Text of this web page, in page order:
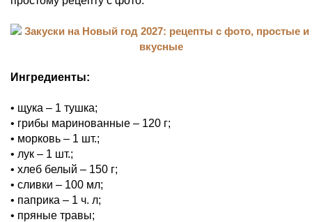
Ингредиенты:
• щука – 1 тушка;
• грибы маринованные – 120 г;
• морковь – 1 шт.;
• лук – 1 шт.;
• хлеб белый – 150 г;
• сливки – 100 мл;
• паприка – 1 ч. л;
• пряные травы;